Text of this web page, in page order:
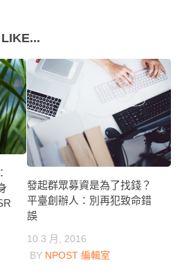
發起群眾募資是為了找錢？
平臺創辦人：別再犯致命錯
誤
10 3 月, 2016
BY NPOST 編輯室